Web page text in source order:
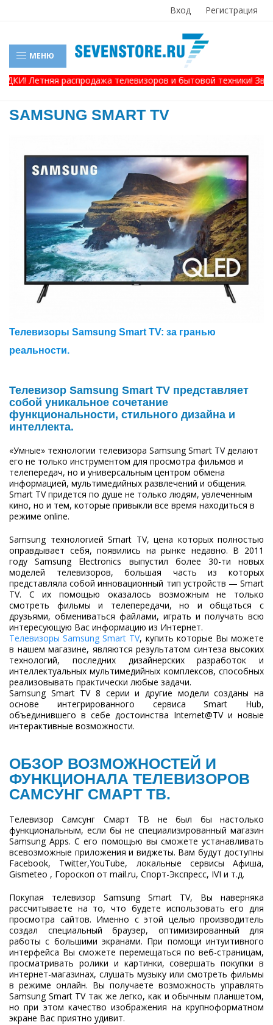
Вход Регистрация
МЕНЮ
Летняя распродажа телевизоров и бытовой техники!
SAMSUNG SMART TV
Телевизоры Samsung Smart TV: за гранью
реальности.
Телевизор Samsung Smart TV представляет
собой уникальное сочетание
функциональности, стильного дизайна и
интеллекта.
«Умные» технологии телевизора Samsung Smart TV делают
его не только инструментом для просмотра фильмов и
телепередач, но и универсальным центром обмена
информацией, мультимедийных развлечений и общения.
Smart TV придется по душе не только людям, увлеченным
кино, но и тем, которые привыкли все время находиться в
режиме online.
Samsung технологией Smart TV, цена которых полностью
оправдывает себя, появились на рынке недавно. В 2011
году Samsung Electronics выпустил более 30-ти новых
моделей телевизоров, большая часть из которых
представляла собой инновационный тип устройств — Smart
TV. С их помощью оказалось возможным не только
смотреть фильмы и телепередачи, но и общаться с
друзьями, обмениваться файлами, играть и получать всю
интересующую Вас информацию из Интернет.
Телевизоры Samsung Smart TV, купить которые Вы можете
в нашем магазине, являются результатом синтеза высоких
технологий, последних дизайнерских разработок и
интеллектуальных мультимедийных комплексов, способных
реализовывать практически любые задачи.
Samsung Smart TV 8 серии и другие модели созданы на
основе интегрированного сервиса Smart Hub,
объединившего в себе достоинства Internet@TV и новые
интерактивные возможности.
ОБЗОР ВОЗМОЖНОСТЕЙ И
ФУНКЦИОНАЛА ТЕЛЕВИЗОРОВ
САМСУНГ СМАРТ ТВ.
Телевизор Cамсунг Cмарт ТВ не был бы настолько
функциональным, если бы не специализированный магазин
Samsung Apps. С его помощью вы сможете устанавливать
всевозможные приложения и виджеты. Вам будут доступны
Facebook, Twitter,YouTube, локальные сервисы Афиша,
Gismeteo , Гороскоп от mail.ru, Спорт-Экспресс, IVI и т.д.
Покупая телевизор Samsung Smart TV, Вы наверняка
рассчитываете на то, что будете использовать его для
просмотра сайтов. Именно с этой целью производитель
создал специальный браузер, оптимизированный для
работы с большими экранами. При помощи интуитивного
интерфейса Вы сможете перемещаться по веб-страницам,
просматривать ролики и картинки, совершать покупки в
интернет-магазинах, слушать музыку или смотреть фильмы
в режиме онлайн. Вы получаете возможность управлять
Samsung Smart TV так же легко, как и обычным планшетом,
но при этом качество изображения на крупноформатном
экране Вас приятно удивит.